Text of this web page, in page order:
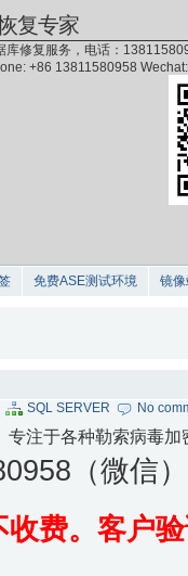
复专家
库修复服务，电话：
+86 13811580958
免费ASE测试环境 镜
SQL SERVER No
专注于各种勒索病毒加
（微信
费。客户